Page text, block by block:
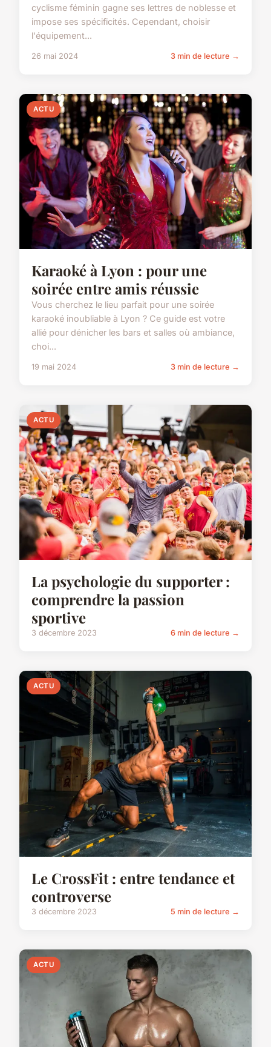
cyclisme féminin gagne ses lettres de noblesse et
impose ses spécificités. Cependant, choisir
l'équipement...
26 mai 2024 3 min de lecture →
ACTU
Karaoké à Lyon : pour une
soirée entre amis réussie
Vous cherchez le lieu parfait pour une soirée
karaoké inoubliable à Lyon ? Ce guide est votre
allié pour dénicher les bars et salles où ambiance,
choi...
19 mai 2024 3 min de lecture →
ACTU
La psychologie du supporter :
comprendre la passion
sportive
3 décembre 2023 6 min de lecture →
ACTU
Le CrossFit : entre tendance et
controverse
3 décembre 2023 5 min de lecture →
ACTU